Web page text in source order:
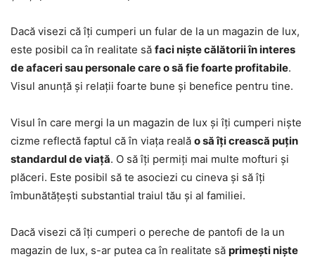
Dacă visezi că îți cumperi un fular de la un magazin de lux,
este posibil ca în realitate să faci niște călătorii în interes
de afaceri sau personale care o să fie foarte profitabile.
Visul anunță și relații foarte bune și benefice pentru tine.
Visul în care mergi la un magazin de lux și îți cumperi niște
cizme reflectă faptul că în viața reală o să îți crească puțin
standardul de viață. O să îți permiți mai multe mofturi și
plăceri. Este posibil să te asociezi cu cineva și să îți
îmbunătățești substantial traiul tău și al familiei.
Dacă visezi că îți cumperi o pereche de pantofi de la un
magazin de lux, s-ar putea ca în realitate să primești niște